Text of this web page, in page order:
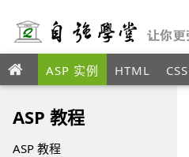
ASP 实例 HTML CSS
ASP 教程
ASP 教程